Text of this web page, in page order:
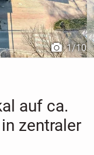
1/10
auf ca.
zentraler